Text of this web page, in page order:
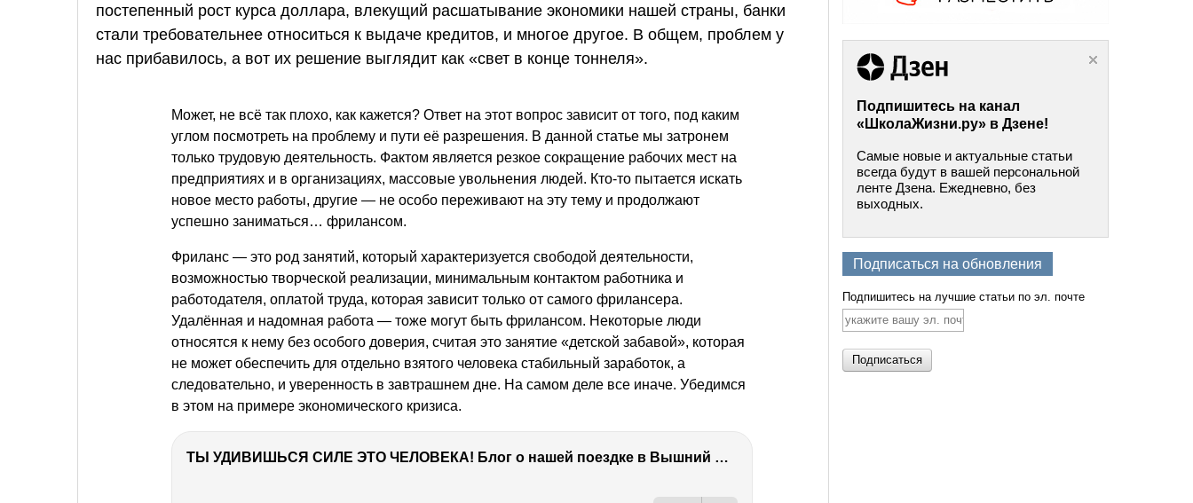
постепенный рост курса доллара, влекущий расшатывание экономики нашей страны, банки
стали требовательнее относиться к выдаче кредитов, и многое другое. В общем, проблем у
нас прибавилось, а вот их решение выглядит как «свет в конце тоннеля».
Может, не всё так плохо, как кажется? Ответ на этот вопрос зависит от того, под каким
углом посмотреть на проблему и пути её разрешения. В данной статье мы затронем
только трудовую деятельность. Фактом является резкое сокращение рабочих мест на
предприятиях и в организациях, массовые увольнения людей. Кто-то пытается искать
новое место работы, другие — не особо переживают на эту тему и продолжают
успешно заниматься… фрилансом.
Фриланс — это род занятий, который характеризуется свободой деятельности,
возможностью творческой реализации, минимальным контактом работника и
работодателя, оплатой труда, которая зависит только от самого фрилансера.
Удалённая и надомная работа — тоже могут быть фрилансом. Некоторые люди
относятся к нему без особого доверия, считая это занятие «детской забавой», которая
не может обеспечить для отдельно взятого человека стабильный заработок, а
следовательно, и уверенность в завтрашнем дне. На самом деле все иначе. Убедимся
в этом на примере экономического кризиса.
ТЫ УДИВИШЬСЯ СИЛЕ ЭТО ЧЕЛОВЕКА! Блог о нашей поездке в Вышний Волочек
Подпишитесь на канал
«ШколаЖизни.ру» в Дзене!
Самые новые и актуальные статьи
всегда будут в вашей персональной
ленте Дзена. Ежедневно, без
выходных.
Подписаться на обновления
Подпишитесь на лучшие статьи по эл. почте